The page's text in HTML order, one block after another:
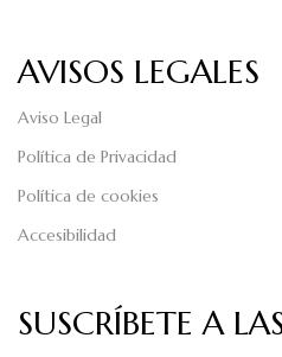
AVISOS LEGALES
Aviso Legal
Política de Privacidad
Política de cookies
Accesibilidad
SUSCRÍBETE A